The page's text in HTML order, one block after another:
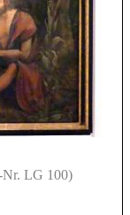
Nr. LG 100)